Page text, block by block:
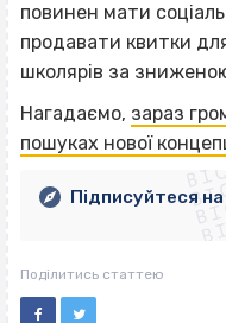
повинен мати
продавати квитки
школярів за
Нагадаємо, зараз
пошуках нової
Підписуйтеся
Поділитись статтею